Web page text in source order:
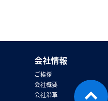
会社情報
ご挨拶
会社概要
会社沿革